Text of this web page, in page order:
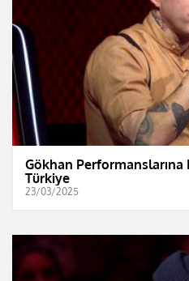
Gökhan Performanslarına
Türkiye
23/03/2025